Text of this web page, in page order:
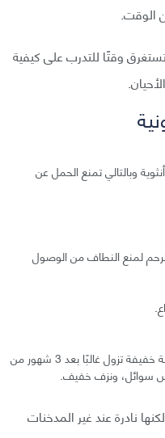
الوقت.
وقتًا للتدرب على كيفية
وبالتالي تمنع الحمل عن
لمنع النطاف من الوصول
تمتلك انواع موانع الحمل الهرمونية آثار جانبية خفيفة تزول غالبًا بعد 3 شهور من
سوائل، ونزف خفيف.
نادرة عند غير المدخنات